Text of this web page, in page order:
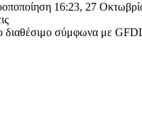
16:23, 27
διαθέσιμο σύμφωνα με